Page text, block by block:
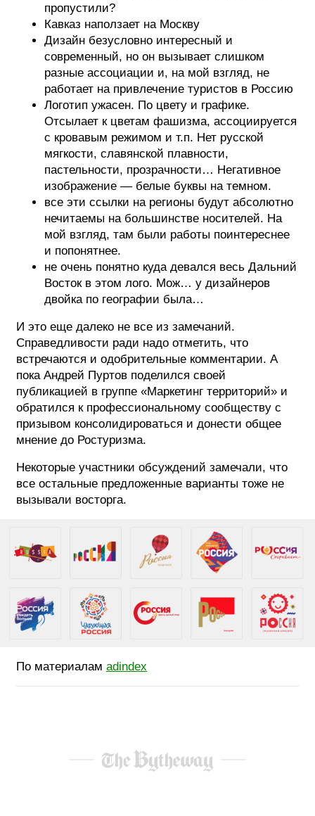
пропустили?
Кавказ наползает на Москву
Дизайн безусловно интересный и
современный, но он вызывает слишком
разные ассоциации и, на мой взгляд, не
работает на привлечение туристов в Россию
Логотип ужасен. По цвету и графике.
Отсылает к цветам фашизма, ассоциируется
с кровавым режимом и т.п. Нет русской
мягкости, славянской плавности,
пастельности, прозрачности… Негативное
изображение — белые буквы на темном.
все эти ссылки на регионы будут абсолютно
нечитаемы на большинстве носителей. На
мой взгляд, там были работы поинтереснее
и попонятнее.
не очень понятно куда девался весь Дальний
Восток в этом лого. Мож… у дизайнеров
двойка по географии была…
И это еще далеко не все из замечаний.
Справедливости ради надо отметить, что
встречаются и одобрительные комментарии. А
пока Андрей Пуртов поделился своей
публикацией в группе «Маркетинг территорий» и
обратился к профессиональному сообществу с
призывом консолидироваться и донести общее
мнение до Ростуризма.
Некоторые участники обсуждений замечали, что
все остальные предложенные варианты тоже не
вызывали восторга.
По материалам adindex